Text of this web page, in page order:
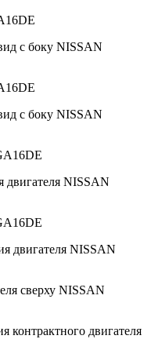
с боку NISSAN
с боку NISSAN
NISSAN
двигателя NISSAN
контрактного двигателя